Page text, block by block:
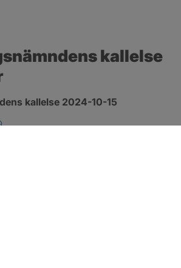
kallelse
kallelse 2024-10-15
pdf, 208.1 kB, öppnas i nytt fönster.